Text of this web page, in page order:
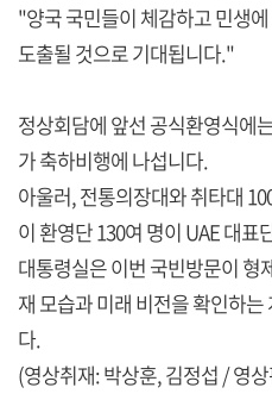
"양국 국민들이 체감하고 민생
도출될 것으로 기대됩니다."
정상회담에 앞선 공식환영식에
가 축하비행에 나섭니다.
아울러, 전통의장대와 취타대
이 환영단 130여 명이 UAE 대표
대통령실은 이번 국빈방문이 형
재 모습과 미래 비전을 확인하
다.
(영상취재: 박상훈, 김정섭 / 영